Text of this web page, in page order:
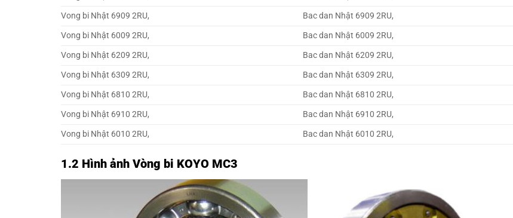
Vong bi Nhật 6909 2RU,
Bac dan Nhật 6909 2RU,
Vong bi Nhật 6009 2RU,
Bac dan Nhật 6009 2RU,
Vong bi Nhật 6209 2RU,
Bac dan Nhật 6209 2RU,
Vong bi Nhật 6309 2RU,
Bac dan Nhật 6309 2RU,
Vong bi Nhật 6810 2RU,
Bac dan Nhật 6810 2RU,
Vong bi Nhật 6910 2RU,
Bac dan Nhật 6910 2RU,
Vong bi Nhật 6010 2RU,
Bac dan Nhật 6010 2RU,
1.2 Hình ảnh Vòng bi KOYO MC3